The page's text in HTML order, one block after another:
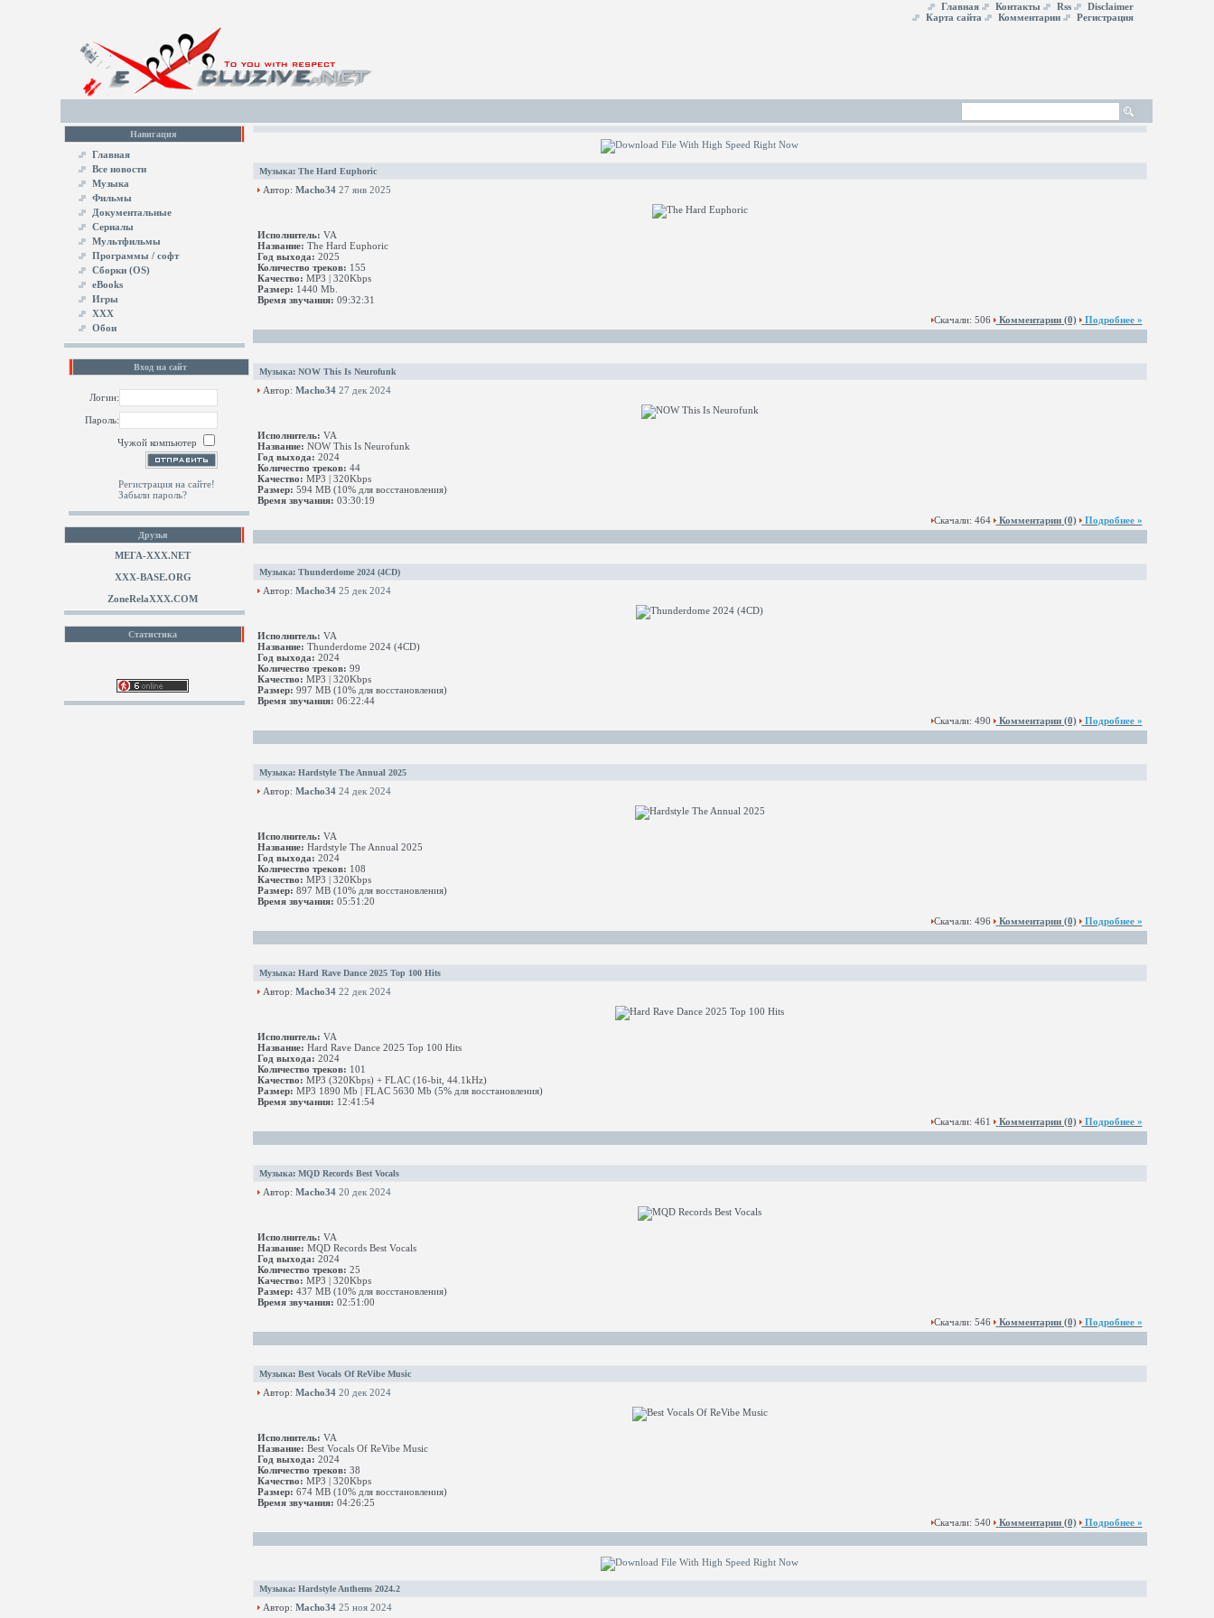
Главная Контакты Rss
Disclaimer
Карта сайта
Комментарии Регистрация
Навигация
Главная
Все новости
Музыка
Фильмы
Документальные
Сериалы
Мультфильмы
Программы / софт
Сборки (OS)
eBooks
Игры
XXX
Обои
Вход на сайт
Логин:
Пароль:
Чужой компьютер
Регистрация на сайте!
Забыли пароль?
Друзья
МЕГА-ХХХ.NET
XXX-BASE.ORG
ZoneRelaXXX.COM
Статистика
Музыка: The Hard Euphoric
Автор: Macho34 27 янв 2025
Исполнитель: VA
Название: The Hard Euphoric
Год выхода: 2025
Количество треков: 155
Качество: MP3 | 320Kbps
Размер: 1440 Mb.
Время звучания: 09:32:31
Скачали: 506
Комментарии(0) Подробнее »
Музыка: NOW This Is Neurofunk
Автор: Macho34 27 дек 2024
Исполнитель: VA
Название: NOW This Is Neurofunk
Год выхода: 2024
Количество треков: 44
Качество: MP3 | 320Kbps
Размер: 594 MB (10% для восстановления)
Время звучания: 03:30:19
Скачали: 464
Комментарии(0) Подробнее »
Музыка: Thunderdome 2024 (4CD)
Автор: Macho34 25 дек 2024
Исполнитель: VA
Название: Thunderdome 2024 (4CD)
Год выхода: 2024
Количество треков: 99
Качество: MP3 | 320Kbps
Размер: 997 MB (10% для восстановления)
Время звучания: 06:22:44
Скачали: 490
Комментарии(0) Подробнее »
Музыка: Hardstyle The Annual 2025
Автор: Macho34 24 дек 2024
Исполнитель: VA
Название: Hardstyle The Annual 2025
Год выхода: 2024
Количество треков: 108
Качество: MP3 | 320Kbps
Размер: 897 MB (10% для восстановления)
Время звучания: 05:51:20
Скачали: 496
Комментарии(0) Подробнее »
Музыка: Hard Rave Dance 2025 Top 100 Hits
Автор: Macho34 22 дек 2024
Исполнитель: VA
Название: Hard Rave Dance 2025 Top 100 Hits
Год выхода: 2024
Количество треков: 101
Качество: MP3 (320Kbps) + FLAC (16-bit, 44.1kHz)
Размер: MP3 1890 Mb | FLAC 5630 Mb (5% для восстановления)
Время звучания: 12:41:54
Скачали: 461
Комментарии(0) Подробнее »
Музыка: MQD Records Best Vocals
Автор: Macho34 20 дек 2024
Исполнитель: VA
Название: MQD Records Best Vocals
Год выхода: 2024
Количество треков: 25
Качество: MP3 | 320Kbps
Размер: 437 MB (10% для восстановления)
Время звучания: 02:51:00
Скачали: 546
Комментарии(0) Подробнее »
Музыка: Best Vocals Of ReVibe Music
Автор: Macho34 20 дек 2024
Исполнитель: VA
Название: Best Vocals Of ReVibe Music
Год выхода: 2024
Количество треков: 38
Качество: MP3 | 320Kbps
Размер: 674 MB (10% для восстановления)
Время звучания: 04:26:25
Скачали: 540
Комментарии(0) Подробнее »
Музыка: Hardstyle Anthems 2024.2
Автор: Macho34 25 ноя 2024